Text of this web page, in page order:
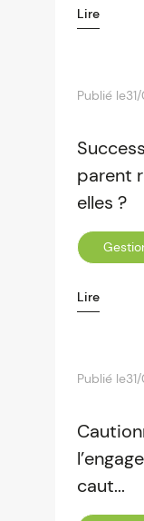
Lire
Publié le
parent
elles ?
Lire
Publié le
caut...